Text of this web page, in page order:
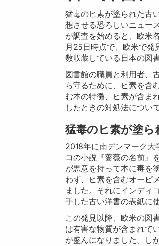
猛毒のヒ素が塗られた古
想させる恐ろしいニュー
が調査を始めると、欧米
月25日時点で、欧米で発
数収蔵している日本の図
図書館の職員と利用者、
ら守るために、ヒ素を含
む本の特徴、ヒ素が含ま
したときの対処法につい
猛毒のヒ素が塗ら
2018年に南デンマーク大
コの小説『薔薇の名前』
が悪意を持って本に毒を
わず、ヒ素を含むオーピ
ました。それにインディ
手した古い洋書の表紙に
この発見以降、欧米の図
は有害な物質が含まれて
が盛んになりました。し